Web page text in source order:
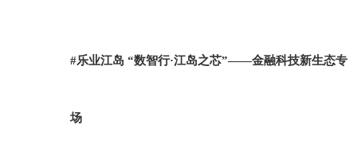
#乐业江岛 “数智行·江岛之芯”——金融科技新生态专
场